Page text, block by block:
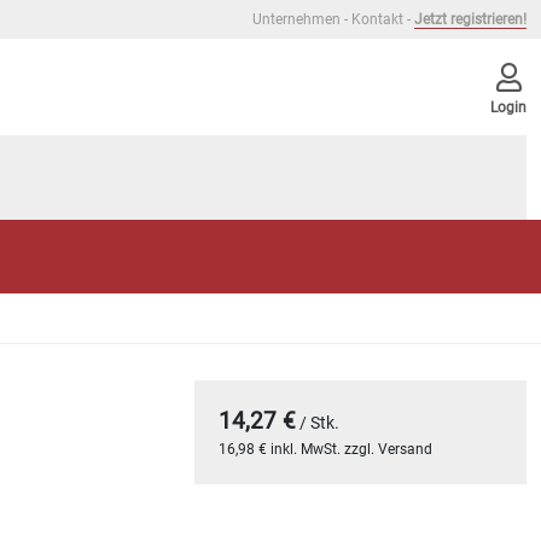
Unternehmen - Kontakt - Jetzt registrieren!
Login
14,27 € / Stk.
16,98 € inkl. MwSt. zzgl. Versand